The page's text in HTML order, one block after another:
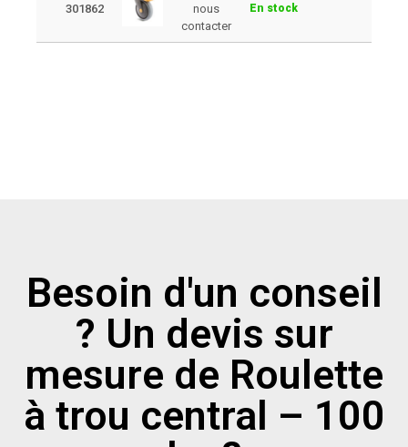
301862
nous
contacter
En stock
Besoin d'un conseil
? Un devis sur
mesure de Roulette
à trou central – 100